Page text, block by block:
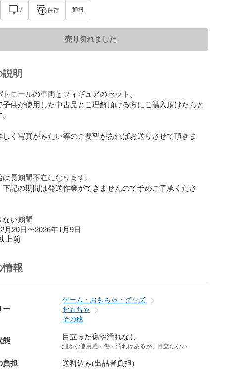
7 保存 通報
売り切れました
明
ロールの車両とフィギュアのセット。
子供が使用した中古品とご理解頂ける方にご購入頂けたらと
しく写真がみたい等のご要望があればお送りさせて頂きま
長期間不在になります。
下記の期間は発送作業ができませんので予めご了承くださ
ない期間
月20日〜2026年1月9日
上前
情報
ー
ゲーム・おもちゃ・グッズ
おもちゃ
その他
態 目立った傷や汚れなし
細かな使用感・傷・汚れはあるが、目立たない
負担 送料込み(出品者負担)